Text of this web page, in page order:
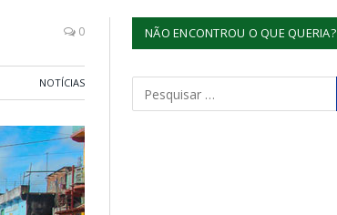
0
NOTÍCIAS
NÃO ENCONTROU O QUE QUERIA?